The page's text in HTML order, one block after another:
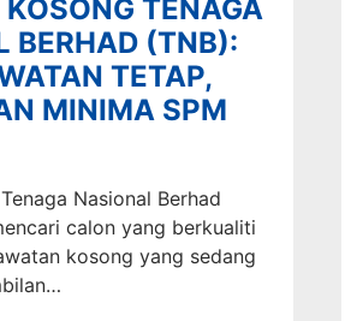
TENAGA
BERHAD (TNB):
TETAP,
MINIMA SPM
Nasional Berhad
calon yang berkualiti
kosong yang sedang